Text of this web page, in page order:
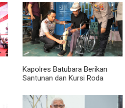
Regional Sumatera
Kapolres Batubara Berikan
Santunan dan Kursi Roda
Disabilitas